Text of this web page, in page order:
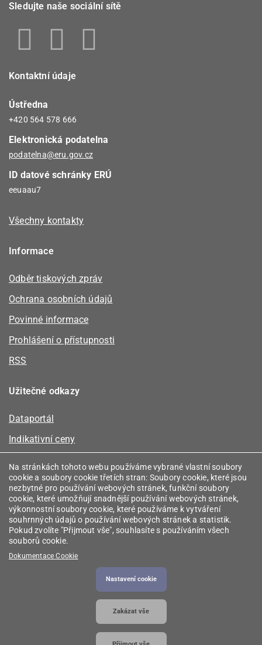
Sledujte naše sociální sítě
Kontaktní údaje
Ústředna
+420 564 578 666
Elektronická podatelna
podatelna@eru.gov.cz
ID datové schránky ERÚ
eeuaau7
Všechny kontakty
Informace
Odběr tiskových zpráv
Ochrana osobních údajů
Povinné informace
Prohlášení o přístupnosti
RSS
Užitečné odkazy
Dataportál
Indikativní ceny
Registr energetických společenství
Registr zprostředkovatelů
Srovnávače
Vyhledávač licencí
2026 © Energetický regulační úřad
poskytovány v souladu se zákonem č. 106/1999
Sb., o svobodném přístupu k informacím.
Na stránkách tohoto webu používáme vybrané vlastní soubory
cookie a soubory cookie třetích stran: Soubory cookie, které jsou
nezbytné pro používání webových stránek, funkční soubory
cookie, které umožňují snadnější používání webových stránek,
výkonnostní soubory cookie, které používáme k vytváření
souhrnných údajů o používání webových stránek a statistik.
Pokud zvolíte "Přijmout vše", souhlasíte s používáním všech
souborů cookie.
Dokumentace Cookie
Nastavení cookie
Zakázat vše